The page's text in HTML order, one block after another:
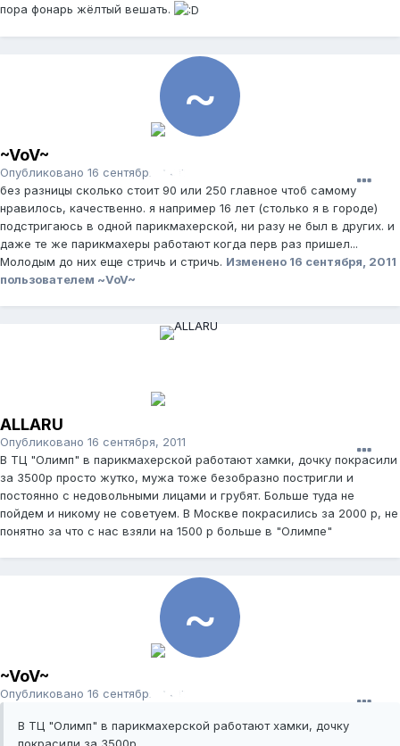
пора фонарь жёлтый вешать.
~VoV~
Опубликовано 16 сентября, 2011
без разницы сколько стоит 90 или 250 главное чтоб самому
нравилось, качественно. я например 16 лет (столько я в городе)
подстригаюсь в одной парикмахерской, ни разу не был в других. и
даже те же парикмахеры работают когда перв раз пришел...
Молодым до них еще стричь и стричь. Изменено 16 сентября, 2011
пользователем ~VoV~
ALLARU
Опубликовано 16 сентября, 2011
В ТЦ "Олимп" в парикмахерской работают хамки, дочку покрасили
за 3500р просто жутко, мужа тоже безобразно постригли и
постоянно с недовольными лицами и грубят. Больше туда не
пойдем и никому не советуем. В Москве покрасились за 2000 р, не
понятно за что с нас взяли на 1500 р больше в "Олимпе"
~VoV~
Опубликовано 16 сентября, 2011
В ТЦ "Олимп" в парикмахерской работают хамки, дочку